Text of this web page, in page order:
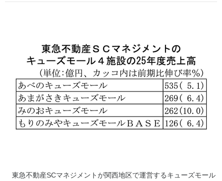
東急不動産SCマネジメントが関西地区で運営するキューズモール